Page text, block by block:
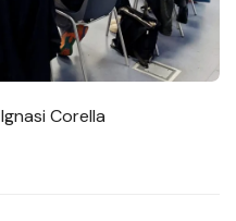
Ignasi Corella